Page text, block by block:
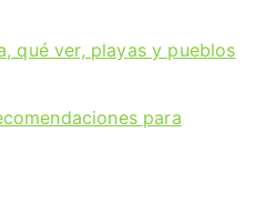
qué ver, playas y pueblos
para